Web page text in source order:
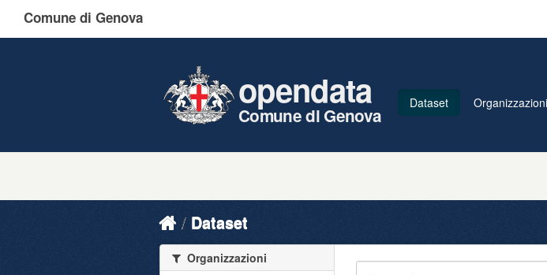
Comune di Genova
opendata
Comune di Genova
Dataset Organizzazioni
Dataset
Organizzazioni